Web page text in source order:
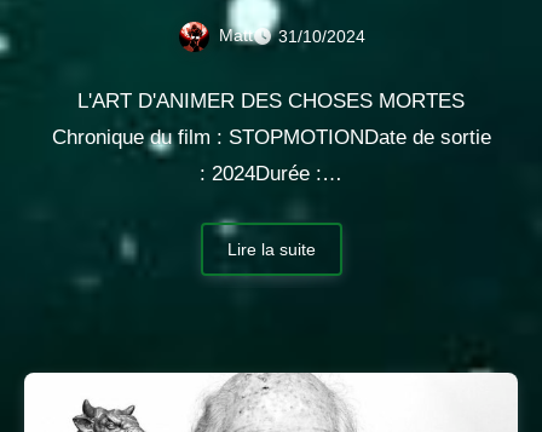
Matt 31/10/2024
L'ART D'ANIMER DES CHOSES MORTES
Chronique du film : STOPMOTIONDate de sortie
: 2024Durée :…
Lire la suite